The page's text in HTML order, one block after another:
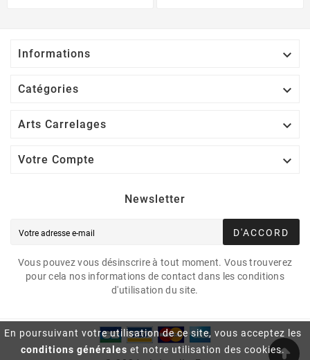
En poursuivant votre utilisation de ce site, vous acceptez les
conditions générales et notre utilisation des cookies.
Informations 
Catégories 
Arts Carrelages 
Votre Compte 
Newsletter
D'ACCORD
Vous pouvez vous désinscrire à tout moment. Vous trouverez
pour cela nos informations de contact dans les conditions
d'utilisation du site.